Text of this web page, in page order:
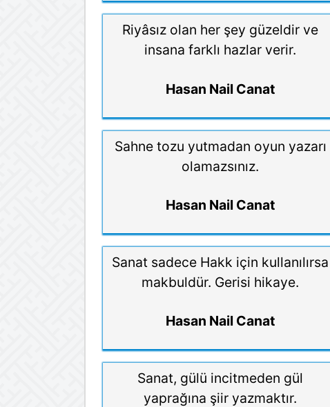
Riyâsız olan her şey güzeldir ve
insana farklı hazlar verir.
Hasan Nail Canat
Sahne tozu yutmadan oyun yazarı
olamazsınız.
Hasan Nail Canat
Sanat sadece Hakk için kullanılırsa
makbuldür. Gerisi hikaye.
Hasan Nail Canat
Sanat, gülü incitmeden gül
yaprağına şiir yazmaktır.